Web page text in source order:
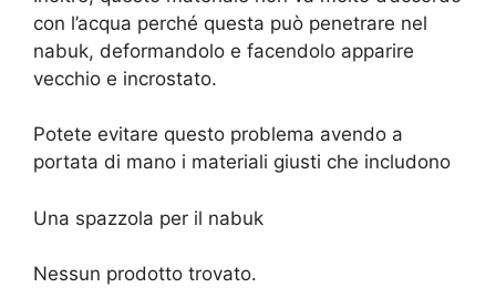
con l’acqua perché questa può penetrare nel
nabuk, deformandolo e facendolo apparire
vecchio e incrostato.
Potete evitare questo problema avendo a
portata di mano i materiali giusti che includono
Una spazzola per il nabuk
Nessun prodotto trovato.